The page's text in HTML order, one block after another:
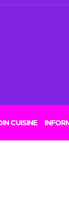
CUISINE